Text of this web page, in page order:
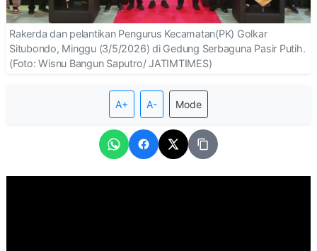
Rakerda dan pelantikan Pengurus Kecamatan(PK) Golkar
Situbondo, Minggu (3/5/2026) di Gedung Serbaguna Pasir Putih.
(Foto: Wisnu Bangun Saputro/ JATIMTIMES)
A+ A- Mode